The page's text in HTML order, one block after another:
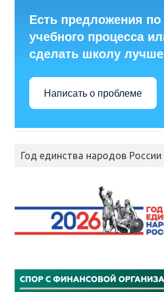
Есть предложения по
учебного процесса
сделать школу
Написать о проблеме
Год единства народов России